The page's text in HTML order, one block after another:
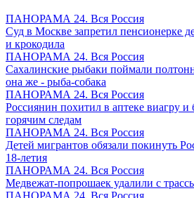
ПАНОРАМА 24. Вся Россия
Суд в Москве запретил пенсионерке
и крокодила
ПАНОРАМА 24. Вся Россия
Сахалинские рыбаки поймали
она же - рыба-собака
ПАНОРАМА 24. Вся Россия
Россиянин похитил в аптеке виагру
горячим следам
ПАНОРАМА 24. Вся Россия
Детей мигрантов обязали покинуть
18-летия
ПАНОРАМА 24. Вся Россия
Медвежат-попрошаек удалили с
ПАНОРАМА 24. Вся Россия